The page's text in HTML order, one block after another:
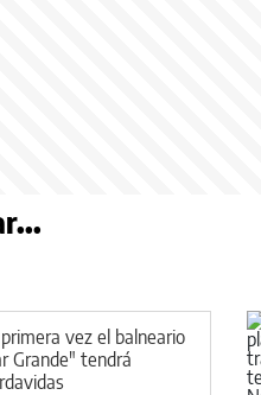
vez el balneario
Grande" tendrá